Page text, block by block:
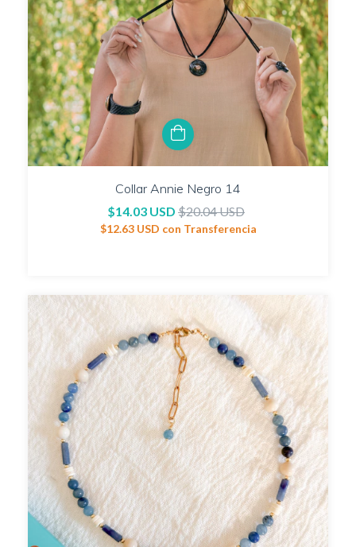
Collar Annie Negro 14
$14.03 USD $20.04 USD
$12.63 USD con Transferencia